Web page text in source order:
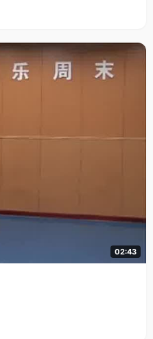
02:43